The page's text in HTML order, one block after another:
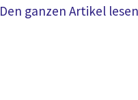
Den ganzen Artikel lesen